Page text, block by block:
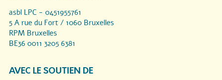
asbl LPC - 0451955761
5 A rue du Fort / 1060 Bruxelles
RPM Bruxelles
BE36 0011 3205 6381
AVEC LE SOUTIEN DE